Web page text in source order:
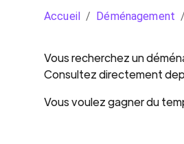
Accueil / Déménagement /
Vous recherchez un
Consultez directement
Vous voulez gagner du